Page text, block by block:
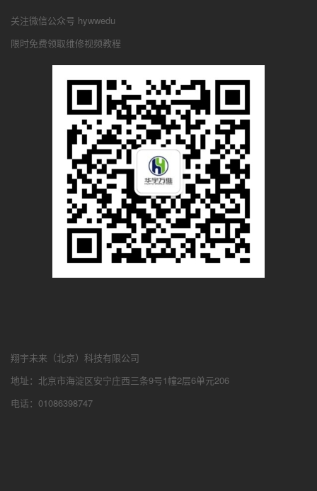
关注微信公众号 hywwedu
限时免费领取维修视频教程
翔宇未来（北京）科技有限公司
地址：北京市海淀区安宁庄西三条9号1幢2层6单元206
电话：01086398747